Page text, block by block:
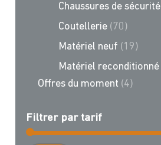
Chaussures de sécurité
Coutellerie (70)
Matériel neuf (19)
Matériel reconditionné
Offres du moment (4)
Filtrer par tarif